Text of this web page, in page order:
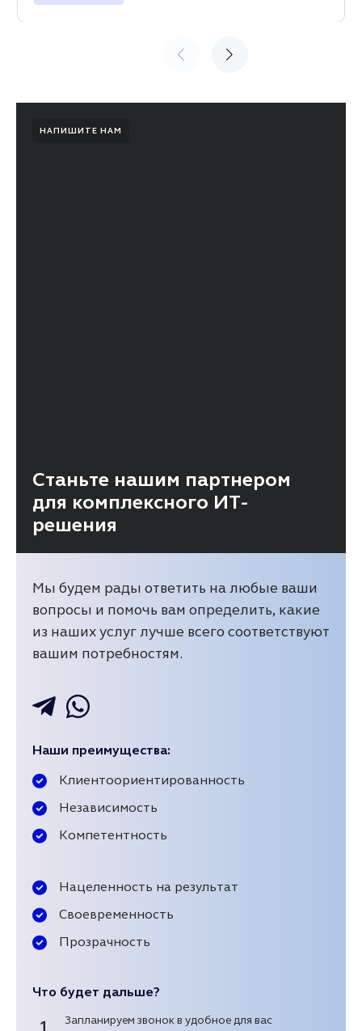
НАПИШИТЕ НАМ
Станьте нашим партнером
для комплексного ИТ-
решения
Мы будем рады ответить на любые ваши
вопросы и помочь вам определить, какие
из наших услуг лучше всего соответствуют
вашим потребностям.
Наши преимущества:
Клиентоориентированность
Независимость
Компетентность
Нацеленность на результат
Своевременность
Прозрачность
Что будет дальше?
1
Запланируем звонок в удобное для вас